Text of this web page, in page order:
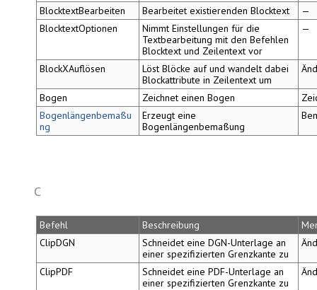
BlocktextBearbeiten Bearbeitet existierenden Blocktext
—
BlocktextOptionen
Nimmt Einstellungen für die
Textbearbeitung mit den Befehlen
Blocktext und Zeilentext vor
—
BlockXAuflösen
Löst Blöcke auf und wandelt dabei
Blockattribute in Zeilentext um
Bogen Zeichnet einen Bogen
Bogenlängenbemaßu
ng
Erzeugt eine
Bogenlängenbemaßung
C
Befehl Beschreibung
ClipDGN
Schneidet eine DGN-Unterlage an
einer spezifizierten Grenzkante zu
ClipPDF
Schneidet eine PDF-Unterlage an
einer spezifizierten Grenzkante zu